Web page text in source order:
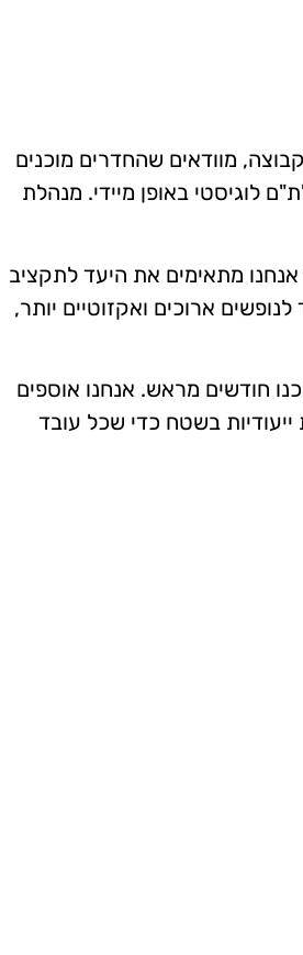
מוודאים שהחדרים מוכנים
לוגיסטי באופן מיידי. מנהלת
אנחנו מתאימים את היעד לתקציב
ארוכים ואקזוטיים יותר,
חודשים מראש. אנחנו אוספים
ייעודיות בשטח כדי שכל עובד